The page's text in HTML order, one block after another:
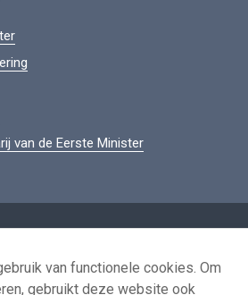
van de Eerste Minister
voor het hergebruik
van functionele cookies. Om
gebruikt deze website ook